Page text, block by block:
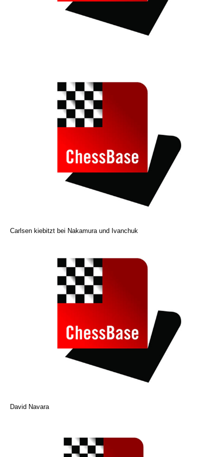
Carlsen kiebitzt bei Nakamura und Ivanchuk
David Navara